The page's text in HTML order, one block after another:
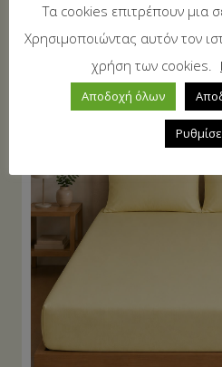
13,80 €
ΠΡΟΣΦΟΡΆ!
Τα cookies επιτρέπουν μια
Χρησιμοποιώντας αυτόν τον
χρήση των cookies.
Αποδοχή όλων